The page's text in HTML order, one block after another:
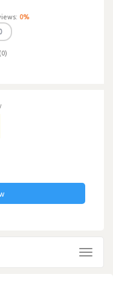
0%
0)
Toggle